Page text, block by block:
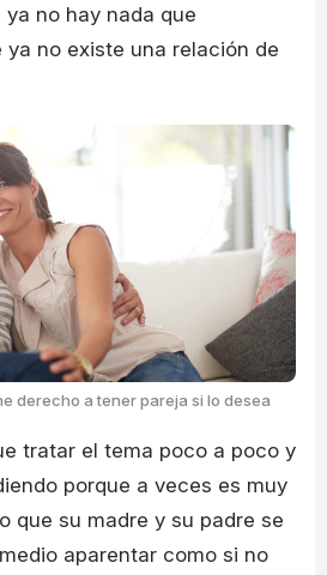
no hay nada que
ya no existe una relación de
derecho a tener pareja si lo desea
tratar el tema poco a poco y
porque a veces es muy
que su madre y su padre se
aparentar como si no